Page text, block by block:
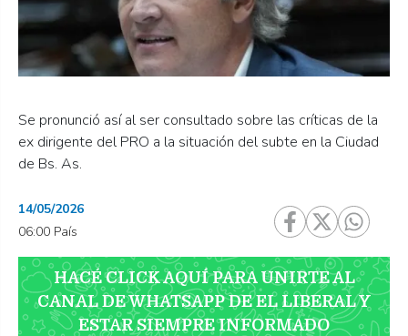
Se pronunció así al ser consultado sobre las críticas de la
ex dirigente del PRO a la situación del subte en la Ciudad
de Bs. As.
14/05/2026
06:00 País
HACÉ CLICK AQUÍ PARA UNIRTE AL
CANAL DE WHATSAPP DE EL LIBERAL Y
ESTAR SIEMPRE INFORMADO